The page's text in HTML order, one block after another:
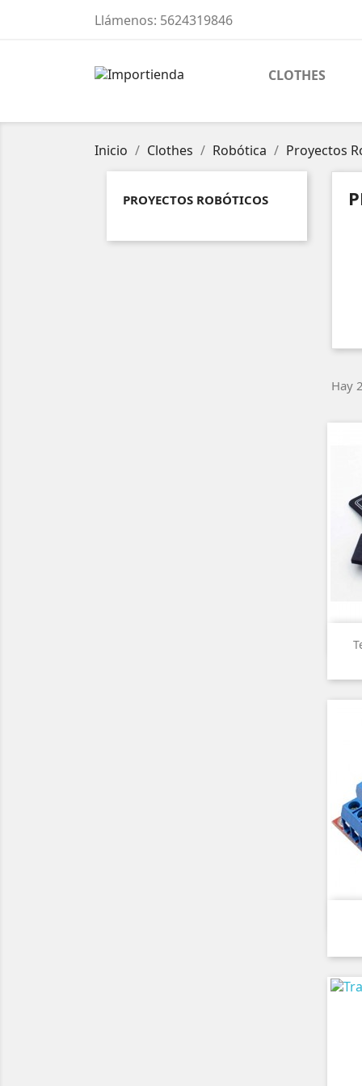
Llámenos: 5624319846
CLOTHES
Inicio Clothes Robótica Proyectos
PROYECTOS ROBÓTICOS
Hay